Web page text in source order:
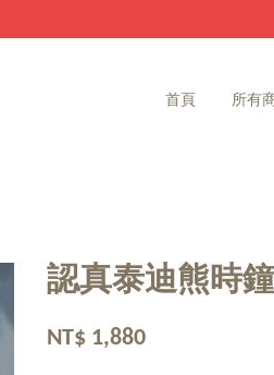
首頁 所有
認真泰迪熊時鐘
NT$ 1,880